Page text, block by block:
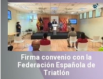
Firma convenio con la
Federación Española de
Triatlón